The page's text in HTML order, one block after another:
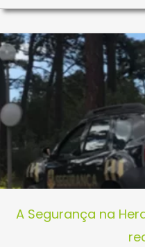
A Segurança na